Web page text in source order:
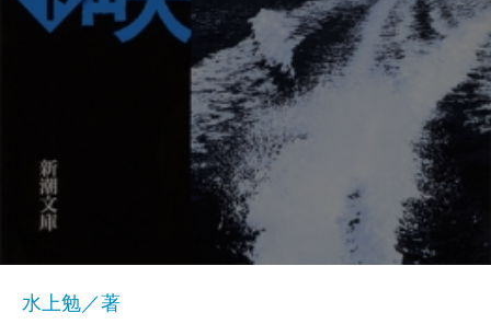
水上勉／著